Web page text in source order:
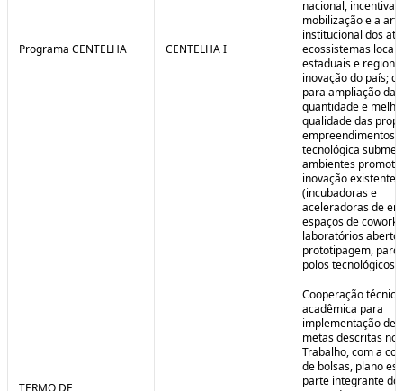
Programa CENTELHA CENTELHA I
nacional,
mobilização e a
institucional dos
ecossistemas
estaduais e
inovação do país;
para ampliação da
quantidade e
qualidade das
empreendimentos
tecnológica
ambientes
inovação
(incubadoras e
aceleradoras de
espaços de
laboratórios
prototipagem,
polos tecnológicos
TERMO DE
Cooperação
acadêmica para
implementação de
metas descritas no
Trabalho, com a
de bolsas, plano
parte integrante do